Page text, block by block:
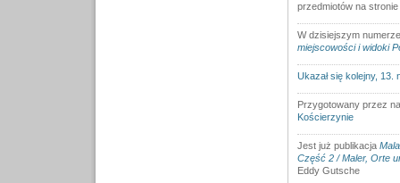
przedmiotów na stronie
W dzisiejszym
miejscowości i widoki
Ukazał się kolejny,
Przygotowany przez
Kościerzynie
Jest już publikacja
Część 2 / Maler, Orte
Eddy Gutsche